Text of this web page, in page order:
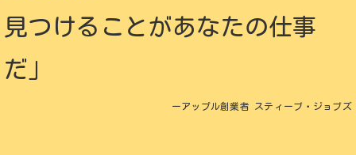
見つけることがあなたの仕事
だ」
ーアップル創業者 スティーブ・ジョブズ